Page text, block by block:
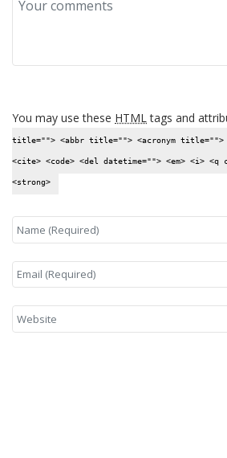
You may use these HTMLtags and
title=""> <abbr title=""> <acronym title="">
<cite> <code> <del datetime=""> <em> <i>
<strong>